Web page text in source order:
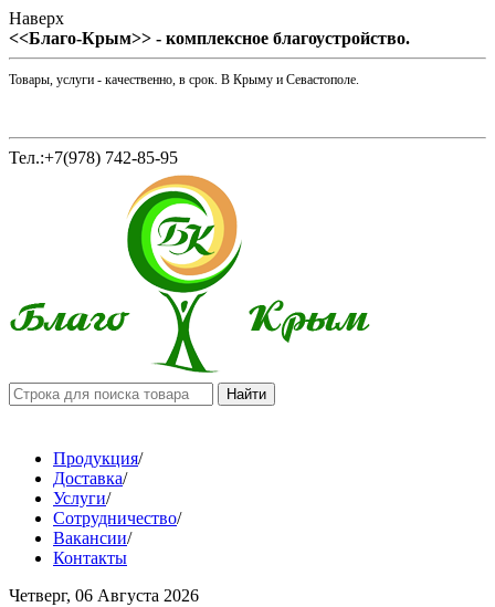
Наверх
<<Благо-Крым>> - комплексное благоустройство.
Товары, услуги - качественно, в срок. В Крыму и Севастополе.
Тел.:+7(978) 742-85-95
Продукция/
Доставка/
Услуги/
Сотрудничество/
Вакансии/
Контакты
Четверг, 06 Августа 2026